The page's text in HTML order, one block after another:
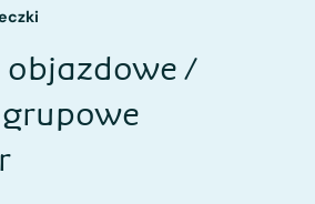
objazdowe /